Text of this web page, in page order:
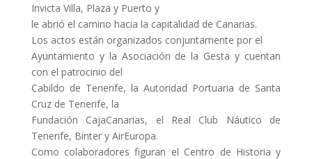
Invicta Villa, Plaza y Puerto y
le abrió el camino hacia la capitalidad de Canarias.
Los actos están organizados conjuntamente por el
Ayuntamiento y la Asociación de la Gesta y cuentan
con el patrocinio del
Cabildo de Tenerife, la Autoridad Portuaria de Santa
Cruz de Tenerife, la
Fundación CajaCanarias, el Real Club Náutico de
Tenerife, Binter y AirEuropa.
Como colaboradores figuran el Centro de Historia y